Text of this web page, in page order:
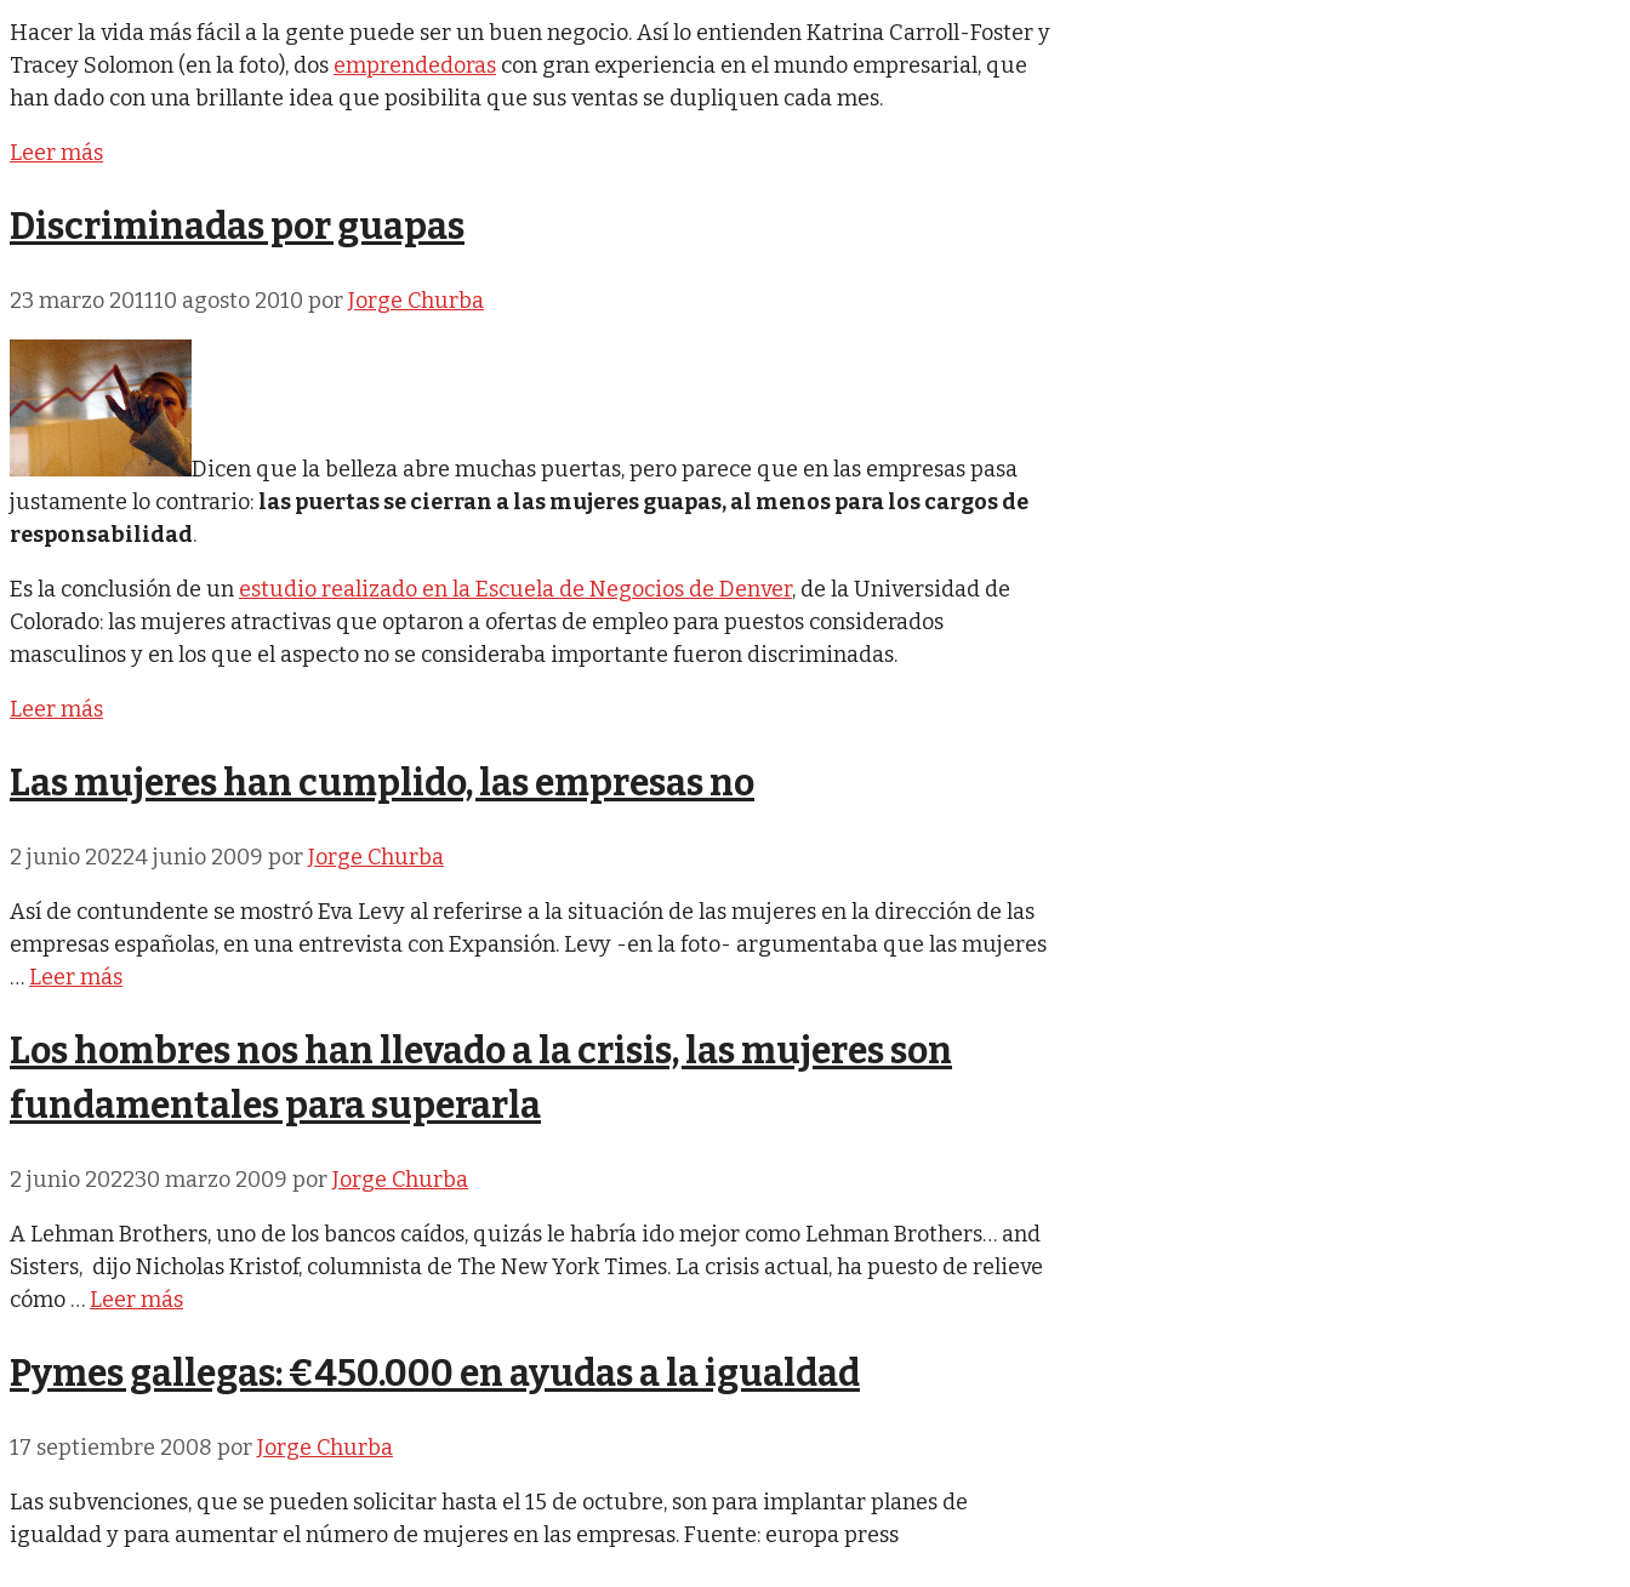
Hacer la vida más fácil a la gente puede ser un buen negocio. Así lo entienden Katrina Carroll-Foster y
Tracey Solomon (en la foto), dos emprendedoras con gran experiencia en el mundo empresarial, que
han dado con una brillante idea que posibilita que sus ventas se dupliquen cada mes.
Leer más
Discriminadas por guapas
23 marzo 201110 agosto 2010 porJorge Churba
Dicen que la belleza abre muchas puertas, pero parece que en las empresas pasa
justamente lo contrario: las puertas se cierran a las mujeres guapas, al menos para los cargos de
responsabilidad.
Es la conclusión de un estudio realizado en la Escuela de Negocios de Denver, de la Universidad de
Colorado: las mujeres atractivas que optaron a ofertas de empleo para puestos considerados
masculinos y en los que el aspecto no se consideraba importante fueron discriminadas.
Leer más
Las mujeres han cumplido, las empresas no
2 junio 20224 junio 2009 porJorge Churba
Así de contundente se mostró Eva Levy al referirse a la situación de las mujeres en la dirección de las
empresas españolas, en una entrevista con Expansión. Levy -en la foto- argumentaba que las mujeres
… Leer más
Los hombres nos han llevado a la crisis, las mujeres son
fundamentales para superarla
2 junio 202230 marzo 2009 porJorge Churba
A Lehman Brothers, uno de los bancos caídos, quizás le habría ido mejor como Lehman Brothers… and
Sisters, dijo Nicholas Kristof, columnista de The New York Times. La crisis actual, ha puesto de relieve
cómo … Leer más
Pymes gallegas: €450.000 en ayudas a la igualdad
17 septiembre 2008 porJorge Churba
Las subvenciones, que se pueden solicitar hasta el 15 de octubre, son para implantar planes de
igualdad y para aumentar el número de mujeres en las empresas. Fuente: europa press